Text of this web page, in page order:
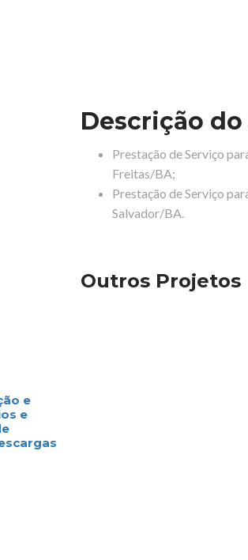
Descrição
Prestação de Serviço
Freitas/BA;
Prestação de Serviço
Salvador/BA.
Outros Projetos
e
e